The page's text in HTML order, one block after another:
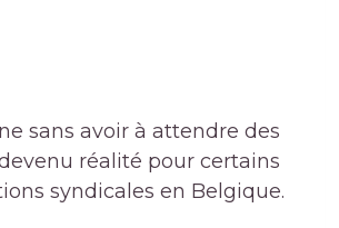
sans avoir à attendre des
réalité pour certains
syndicales en Belgique.